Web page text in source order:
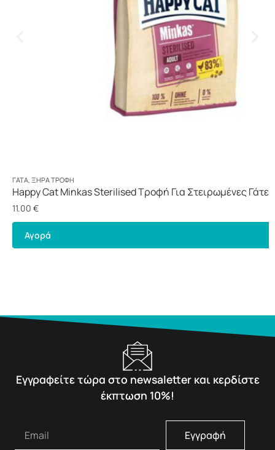
ΓΆΤΑ ΞΗΡΆ ΤΡΟΦΉ
Happy Cat Minkas Sterilised Τροφή Για Στειρωμένες Γάτες
11.00 €
Αγορά
Εγγραφείτε τώρα στο newsaletter και κερδίστε
έκπτωση 10%!
Εγγραφή